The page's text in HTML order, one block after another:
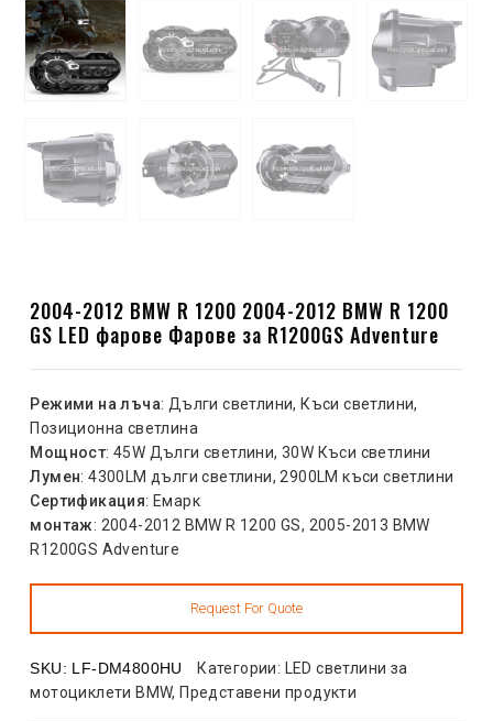
2004-2012 BMW R 1200 2004-2012 BMW R 1200
GS LED фарове Фарове за R1200GS Adventure
Режими на лъча: Дълги светлини, Къси светлини,
Позиционна светлина
Мощност: 45W Дълги светлини, 30W Къси светлини
Лумен: 4300LM дълги светлини, 2900LM къси светлини
Сертификация: Емарк
монтаж: 2004-2012 BMW R 1200 GS, 2005-2013 BMW
R1200GS Adventure
SKU: LF-DM4800HU Категории: LED светлини за
мотоциклети BMW, Представени продукти